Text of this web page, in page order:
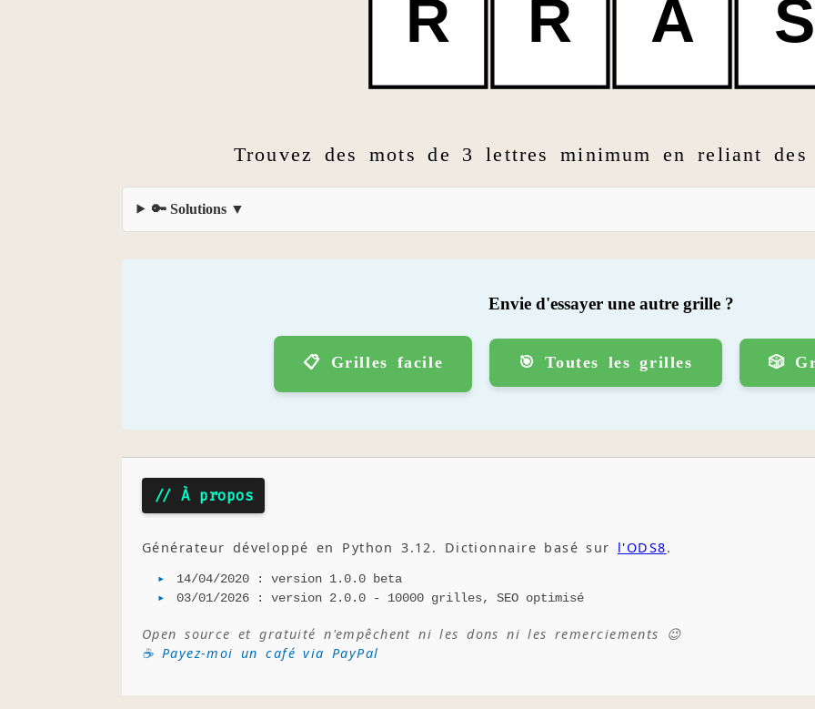
R
R A S
Trouvez des mots de 3 lettres minimum en reliant des
🔑 Solutions
Envie d'essayer une autre grille ?
📋 Grilles facile 🎯 Toutes les grilles 🎲
// À propos
Générateur développé en Python 3.12. Dictionnaire basé sur l'ODS8.
14/04/2020 : version 1.0.0 beta
03/01/2026 : version 2.0.0 - 10000 grilles, SEO optimisé
Open source et gratuité n'empêchent ni les dons ni les remerciements 😉
☕ Payez-moi un café via PayPal